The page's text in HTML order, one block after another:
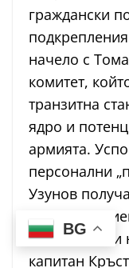
граждански
начело с
комитет,
транзитна
ядро и
армията.
персонални
Узунов
чрез
влиянието си
капитан
BG